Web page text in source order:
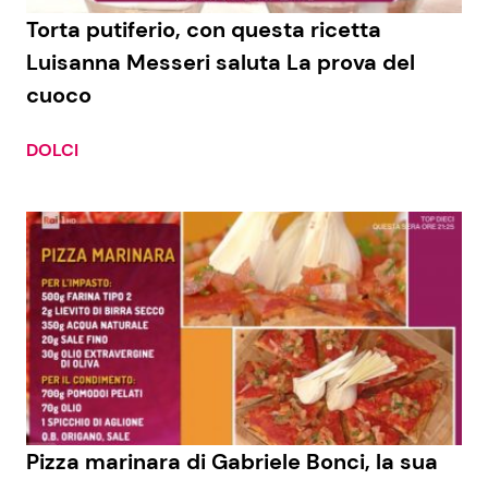
Torta putiferio, con questa ricetta
Luisanna Messeri saluta La prova del
cuoco
DOLCI
Pizza marinara di Gabriele Bonci, la sua